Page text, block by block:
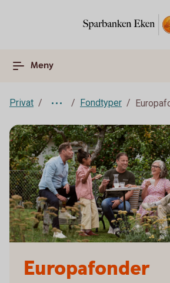
Meny
Privat Fondtyper
Europafonder